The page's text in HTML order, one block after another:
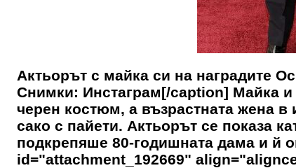
Актьорът с майка си на наградите
Снимки: Инстаграм[/caption] Майка и
черен костюм, а възрастната жена
сако с пайети. Актьорът се показа
подкрепяше 80-годишната дама и й
id="attachment_192669"